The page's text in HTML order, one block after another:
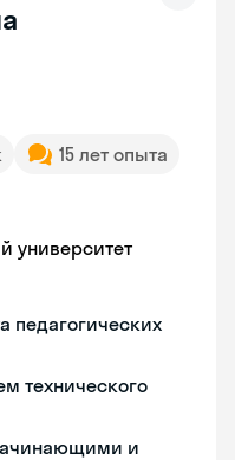
15 лет опыта
университет
педагогических
технического
и